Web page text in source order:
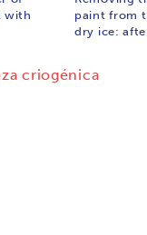
with
paint from
dry ice:
criogénica